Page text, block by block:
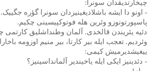
چیخارتدیقدان سونرا:
- اونو دا ایشه باشلادیغینیزدان سونرا گؤره جگییک.
پاسپورتونوزو وئرین هله فوتوکپیسینی چکیم.
دئیه یئریندن قالخدی. آلمان وطنداشلیق کارتمی
وئردیم. تعجب ایله بیر کارتا، بیر منیم اوزومه
ییغیشدیرمیش کیمی:
- دئدینیز ایکی ایله یاخیندیر آلمانداسینیز؟